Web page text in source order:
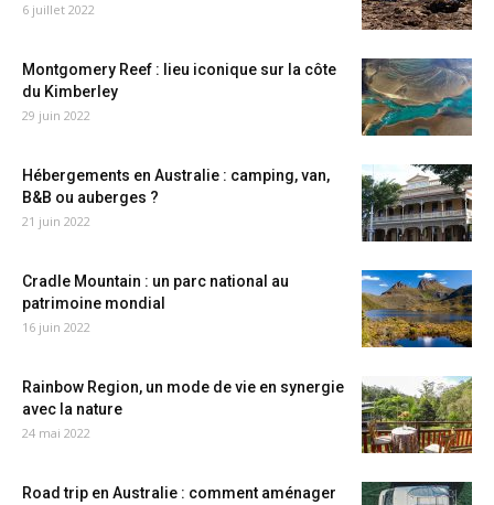
6 juillet 2022
Montgomery Reef : lieu iconique sur la côte
du Kimberley
29 juin 2022
Hébergements en Australie : camping, van,
B&B ou auberges ?
21 juin 2022
Cradle Mountain : un parc national au
patrimoine mondial
16 juin 2022
Rainbow Region, un mode de vie en synergie
avec la nature
24 mai 2022
Road trip en Australie : comment aménager